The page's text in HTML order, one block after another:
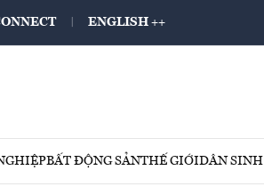
ENGLISH ++
BẤT ĐỘNG SẢNTHẾ GIỚIDÂN SINH